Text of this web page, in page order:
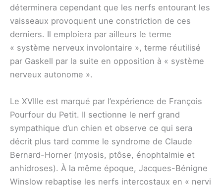
déterminera cependant que les nerfs entourant les
vaisseaux provoquent une constriction de ces
derniers. Il emploiera par ailleurs le terme
« système nerveux involontaire », terme réutilisé
par Gaskell par la suite en opposition à « système
nerveux autonome ».
Le XVIIIe est marqué par l’expérience de François
Pourfour du Petit. Il sectionne le nerf grand
sympathique d’un chien et observe ce qui sera
décrit plus tard comme le syndrome de Claude
Bernard-Horner (myosis, ptôse, énophtalmie et
anhidroses). À la même époque, Jacques-Bénigne
Winslow rebaptise les nerfs intercostaux en « nervi